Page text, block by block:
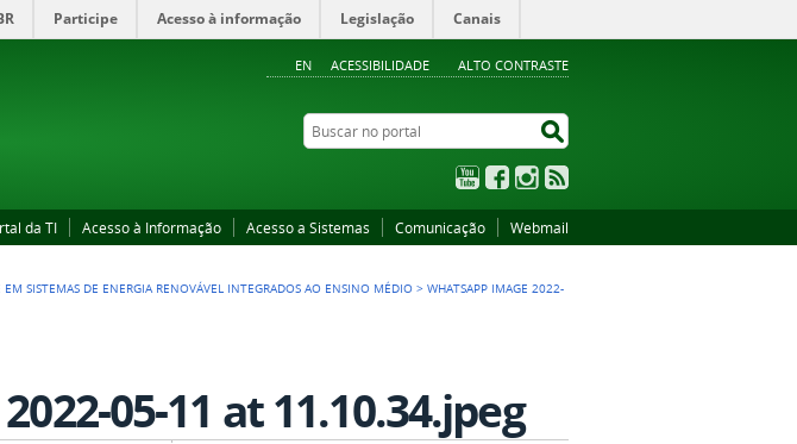
Participe Acesso à informação Legislação Canais
EN ACESSIBILIDADE ALTO CONTRASTE
Buscar no portal
YouTubeFacebookInstagram
da TI Acesso à Informação Acesso a Sistemas Comunicação Webmail
SISTEMAS DE ENERGIA RENOVÁVEL INTEGRADOS AO ENSINO MÉDIO >WHATSAPP IMAGE 2022-
05-11 at 11.10.34.jpeg